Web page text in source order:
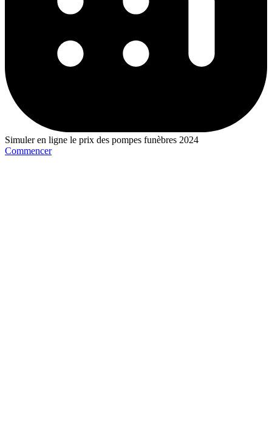
Simuler en ligne le prix des pompes funèbres 2024
Commencer